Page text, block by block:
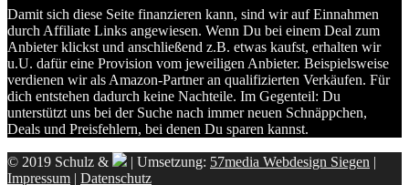
Damit sich diese Seite finanzieren kann, sind wir auf Einnahmen
durch Affiliate Links angewiesen. Wenn Du bei einem Deal zum
Anbieter klickst und anschließend z.B. etwas kaufst, erhalten wir
u.U. dafür eine Provision vom jeweiligen Anbieter. Beispielsweise
verdienen wir als Amazon-Partner an qualifizierten Verkäufen. Für
dich entstehen dadurch keine Nachteile. Im Gegenteil: Du
unterstützt uns bei der Suche nach immer neuen Schnäppchen,
Deals und Preisfehlern, bei denen Du sparen kannst.
© 2019 Schulz & | Umsetzung: 57media Webdesign Siegen |
Impressum | Datenschutz